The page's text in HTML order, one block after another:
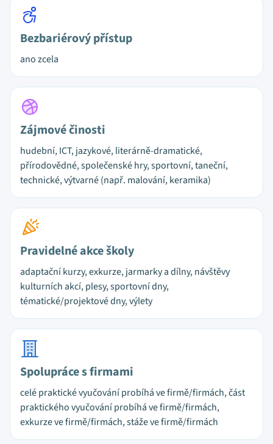
Bezbariérový přístup
ano zcela
Zájmové činosti
hudební, ICT, jazykové, literárně-dramatické,
přírodovědné, společenské hry, sportovní, taneční,
technické, výtvarné (např. malování, keramika)
Pravidelné akce školy
adaptační kurzy, exkurze, jarmarky a dílny, návštěvy
kulturních akcí, plesy, sportovní dny,
tématické/projektové dny, výlety
Spolupráce s firmami
celé praktické vyučování probíhá ve firmě/firmách, část
praktického vyučování probíhá ve firmě/firmách,
exkurze ve firmě/firmách, stáže ve firmě/firmách